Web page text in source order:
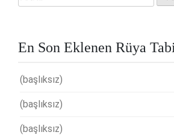
En Son Eklenen Rüya
(başlıksız)
(başlıksız)
(başlıksız)